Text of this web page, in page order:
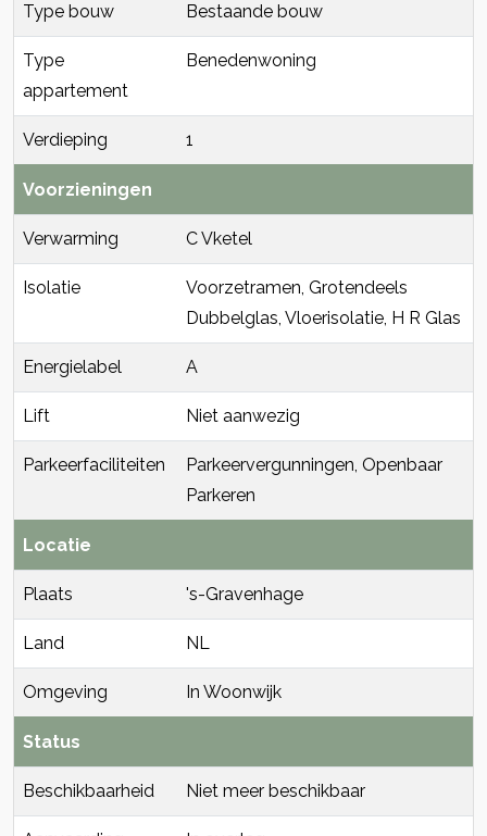
Type bouw Bestaande bouw
Type
appartement
Benedenwoning
Verdieping 1
Voorzieningen
Verwarming C Vketel
Isolatie
Voorzetramen, Grotendeels
Dubbelglas, Vloerisolatie, H R Glas
Energielabel A
Lift Niet aanwezig
Parkeerfaciliteiten
Parkeervergunningen, Openbaar
Parkeren
Locatie
Plaats 's-Gravenhage
Land NL
Omgeving In Woonwijk
Status
Beschikbaarheid Niet meer beschikbaar